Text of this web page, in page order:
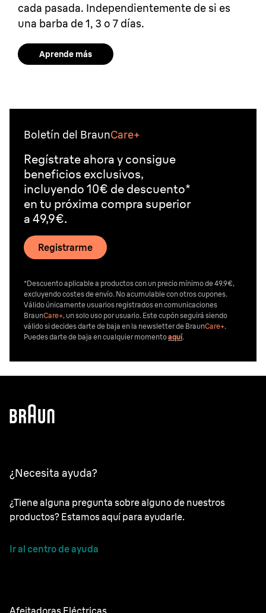
cada pasada. Independientemente de si es
una barba de 1, 3 o 7 días.
Aprende más
Boletín del BraunCare+
Regístrate ahora y consigue
beneficios exclusivos,
incluyendo 10€ de descuento*
en tu próxima compra superior
a 49,9€.
Registrarme
*Descuento aplicable a productos con un precio mínimo de 49.9€,
excluyendo costes de envío. No acumulable con otros cupones.
Válido únicamente usuarios registrados en comunicaciones
BraunCare+, un solo uso por usuario. Este cupón seguirá siendo
válido si decides darte de baja en la newsletter de BraunCare+.
Puedes darte de baja en cualquier momentoaquí.
¿Necesita ayuda?
¿Tiene alguna pregunta sobre alguno de nuestros
productos? Estamos aquí para ayudarle.
Ir al centro de ayuda
Afeitadoras Eléctricas